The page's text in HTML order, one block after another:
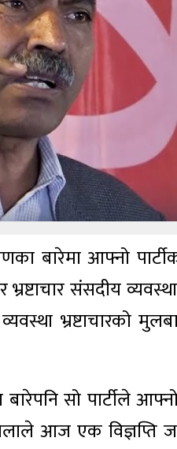
बारेमा आफ्नो
संसदीय
भ्रष्टाचारको
सो पार्टीले
आज एक विज्ञप्ति